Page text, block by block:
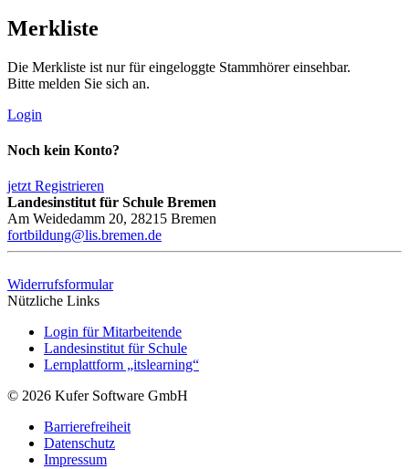
Merkliste
Die Merkliste ist nur für eingeloggte Stammhörer einsehbar.
Bitte melden Sie sich an.
Login
Noch kein Konto?
jetzt Registrieren
Landesinstitut für Schule Bremen
Am Weidedamm 20, 28215 Bremen
fortbildung@lis.bremen.de
Widerrufsformular
Nützliche Links
Login für Mitarbeitende
Landesinstitut für Schule
Lernplattform „itslearning“
© 2026 Kufer Software GmbH
Barrierefreiheit
Datenschutz
Impressum